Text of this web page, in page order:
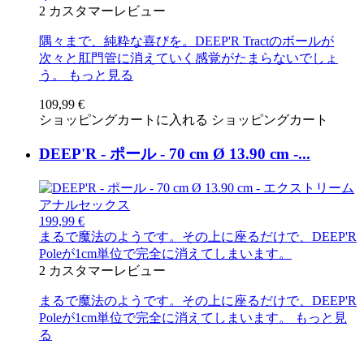
2 カスタマーレビュー
隅々まで、純粋な喜びを。DEEP'R Tractのボールが
次々と肛門管に消えていく感覚がたまらないでしょ
う。
もっと見る
109,99 €
ショッピングカートに入れる ショッピングカート
DEEP'R - ポール - 70 cm Ø 13.90 cm -...
199,99 €
まるで魔法のようです。その上に座るだけで、DEEP'R
Poleが1cm単位で完全に消えてしまいます。
2 カスタマーレビュー
まるで魔法のようです。その上に座るだけで、DEEP'R
Poleが1cm単位で完全に消えてしまいます。
もっと見
る